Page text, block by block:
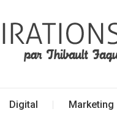
Digital Marketing